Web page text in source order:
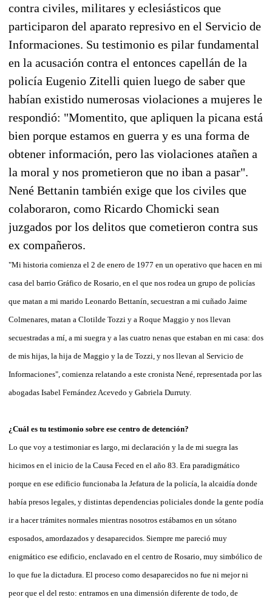
contra civiles, militares y eclesiásticos que
participaron del aparato represivo en el Servicio de
Informaciones. Su testimonio es pilar fundamental
en la acusación contra el entonces capellán de la
policía Eugenio Zitelli quien luego de saber que
habían existido numerosas violaciones a mujeres le
respondió: "Momentito, que apliquen la picana está
bien porque estamos en guerra y es una forma de
obtener información, pero las violaciones atañen a
la moral y nos prometieron que no iban a pasar".
Nené Bettanin también exige que los civiles que
colaboraron, como Ricardo Chomicki sean
juzgados por los delitos que cometieron contra sus
ex compañeros.
"Mi historia comienza el 2 de enero de 1977 en un operativo que hacen en mi
casa del barrio Gráfico de Rosario, en el que nos rodea un grupo de policías
que matan a mi marido Leonardo Bettanín, secuestran a mi cuñado Jaime
Colmenares, matan a Clotilde Tozzi y a Roque Maggio y nos llevan
secuestradas a mí, a mi suegra y a las cuatro nenas que estaban en mi casa: dos
de mis hijas, la hija de Maggio y la de Tozzi, y nos llevan al Servicio de
Informaciones", comienza relatando a este cronista Nené, representada por las
abogadas Isabel Fernández Acevedo y Gabriela Durruty.
¿Cuál es tu testimonio sobre ese centro de detención?
Lo que voy a testimoniar es largo, mi declaración y la de mi suegra las
hicimos en el inicio de la Causa Feced en el año 83. Era paradigmático
porque en ese edificio funcionaba la Jefatura de la policía, la alcaidía donde
había presos legales, y distintas dependencias policiales donde la gente podía
ir a hacer trámites normales mientras nosotros estábamos en un sótano
esposados, amordazados y desaparecidos. Siempre me pareció muy
enigmático ese edificio, enclavado en el centro de Rosario, muy simbólico de
lo que fue la dictadura. El proceso como desaparecidos no fue ni mejor ni
peor que el del resto: entramos en una dimensión diferente de todo, de